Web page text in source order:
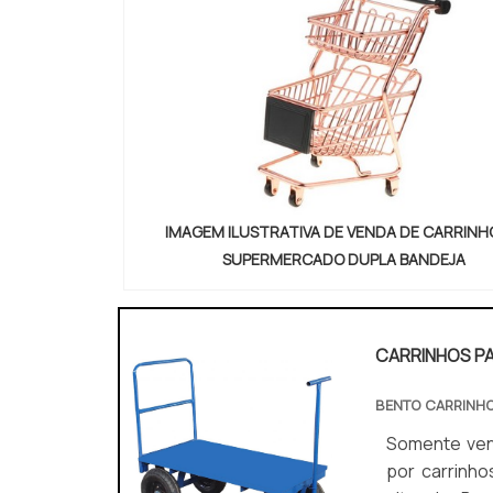
IMAGEM ILUSTRATIVA DE VENDA DE
SUPERMERCADO DUPLA BANDEJA
CARRINHOS
BENTO
Somente venda.
por